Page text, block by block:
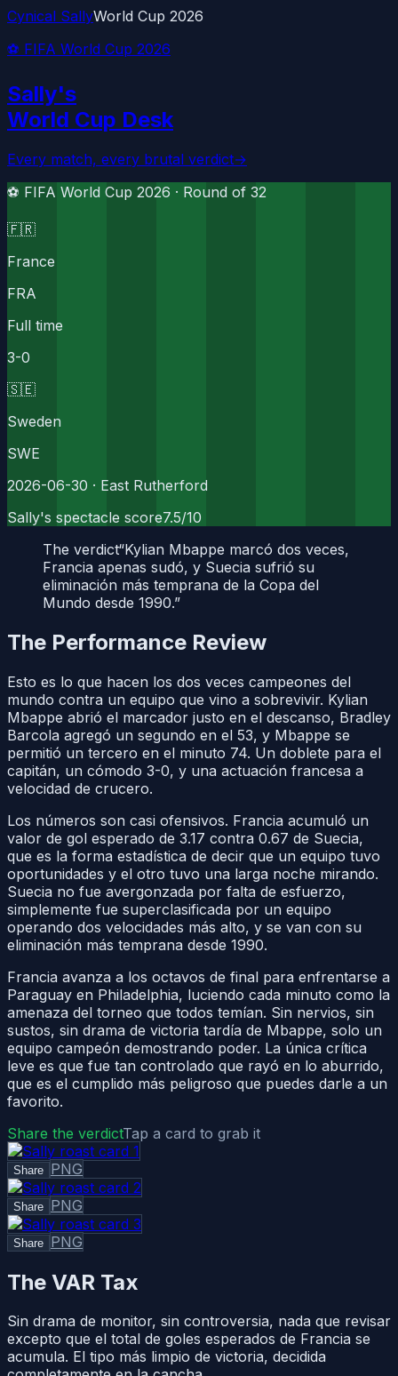
Cynical SallyWorld Cup 2026
⚽ FIFA World Cup 2026
Sally's
World Cup Desk
Every match, every brutal verdict→
⚽ FIFA World Cup 2026 · Round of 32
🇫🇷
France
FRA
Full time
3-0
🇸🇪
Sweden
SWE
2026-06-30 · East Rutherford
Sally's spectacle score7.5/10
The verdict“Kylian Mbappe marcó dos veces,
Francia apenas sudó, y Suecia sufrió su
eliminación más temprana de la Copa del
Mundo desde 1990.”
The Performance Review
Esto es lo que hacen los dos veces campeones del
mundo contra un equipo que vino a sobrevivir. Kylian
Mbappe abrió el marcador justo en el descanso, Bradley
Barcola agregó un segundo en el 53, y Mbappe se
permitió un tercero en el minuto 74. Un doblete para el
capitán, un cómodo 3-0, y una actuación francesa a
velocidad de crucero.
Los números son casi ofensivos. Francia acumuló un
valor de gol esperado de 3.17 contra 0.67 de Suecia,
que es la forma estadística de decir que un equipo tuvo
oportunidades y el otro tuvo una larga noche mirando.
Suecia no fue avergonzada por falta de esfuerzo,
simplemente fue superclasificada por un equipo
operando dos velocidades más alto, y se van con su
eliminación más temprana desde 1990.
Francia avanza a los octavos de final para enfrentarse a
Paraguay en Philadelphia, luciendo cada minuto como la
amenaza del torneo que todos temían. Sin nervios, sin
sustos, sin drama de victoria tardía de Mbappe, solo un
equipo campeón demostrando poder. La única crítica
leve es que fue tan controlado que rayó en lo aburrido,
que es el cumplido más peligroso que puedes darle a un
favorito.
Share the verdictTap a card to grab it
Share PNG
Share PNG
Share PNG
The VAR Tax
Sin drama de monitor, sin controversia, nada que revisar
excepto que el total de goles esperados de Francia se
acumula. El tipo más limpio de victoria, decidida